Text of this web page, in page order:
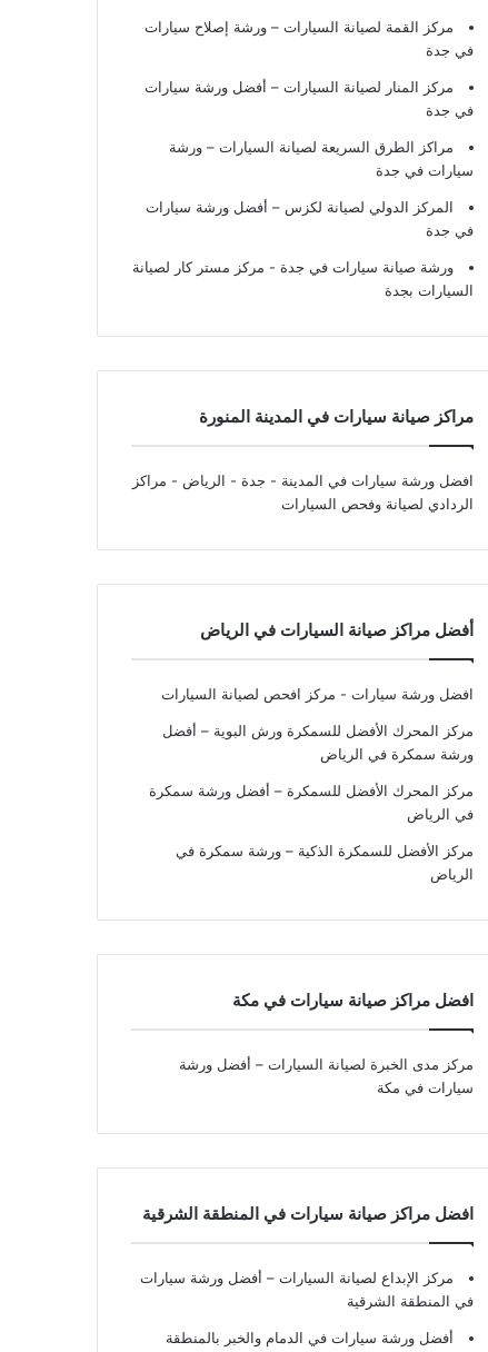
مركز القمة لصيانة السيارات – ورشة إصلاح سيارات
في جدة
مركز المنار لصيانة السيارات – أفضل ورشة سيارات
في جدة
مراكز الطرق السريعة لصيانة السيارات – ورشة
سيارات في جدة
المركز الدولي لصيانة لكزس – أفضل ورشة سيارات
في جدة
ورشة صيانة سيارات في جدة - مركز مستر كار لصيانة
السيارات بجدة
مراكز صيانة سيارات في المدينة المنورة
افضل ورشة سيارات في المدينة - جدة - الرياض - مراكز
الردادي لصيانة وفحص السيارات
أفضل مراكز صيانة السيارات في الرياض
افضل ورشة سيارات - مركز افحص لصيانة السيارات
مركز المحرك الأفضل للسمكرة ورش البوية – أفضل
ورشة سمكرة في الرياض
مركز المحرك الأفضل للسمكرة – أفضل ورشة سمكرة
في الرياض
مركز الأفضل للسمكرة الذكية – ورشة سمكرة في
الرياض
افضل مراكز صيانة سيارات في مكة
مركز مدى الخبرة لصيانة السيارات – أفضل ورشة
سيارات في مكة
افضل مراكز صيانة سيارات في المنطقة الشرقية
مركز الإبداع لصيانة السيارات – أفضل ورشة سيارات
في المنطقة الشرقية
أفضل ورشة سيارات في الدمام والخبر بالمنطقة